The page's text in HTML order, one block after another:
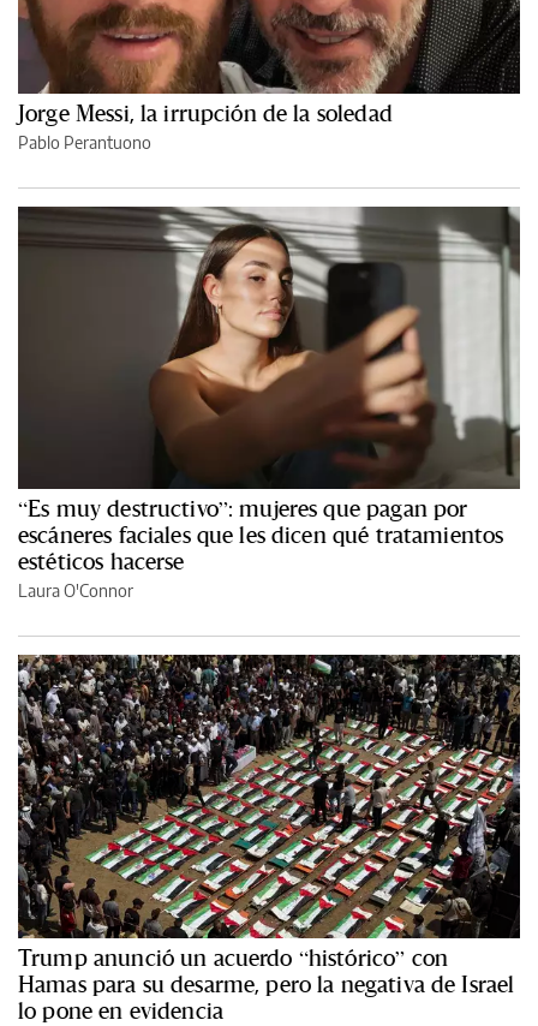
Jorge Messi, la irrupción de la soledad
Pablo Perantuono
“Es muy destructivo”: mujeres que pagan por
escáneres faciales que les dicen qué tratamientos
estéticos hacerse
Laura O'Connor
Trump anunció un acuerdo “histórico” con
Hamas para su desarme, pero la negativa de Israel
lo pone en evidencia